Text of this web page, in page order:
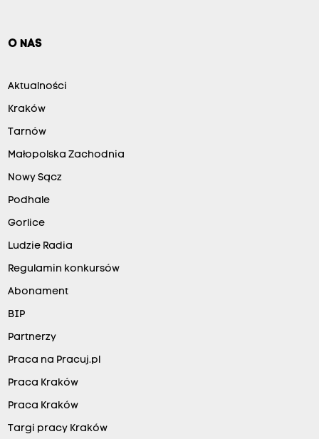
O NAS
Aktualności
Kraków
Tarnów
Małopolska Zachodnia
Nowy Sącz
Podhale
Gorlice
Ludzie Radia
Regulamin konkursów
Abonament
BIP
Partnerzy
Praca na Pracuj.pl
Praca Kraków
Praca Kraków
Targi pracy Kraków